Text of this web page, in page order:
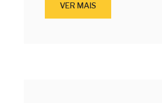
VER MAIS